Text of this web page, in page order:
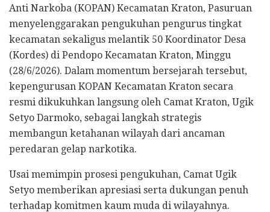
Anti Narkoba (KOPAN) Kecamatan Kraton, Pasuruan
menyelenggarakan pengukuhan pengurus tingkat
kecamatan sekaligus melantik 50 Koordinator Desa
(Kordes) di Pendopo Kecamatan Kraton, Minggu
(28/6/2026). Dalam momentum bersejarah tersebut,
kepengurusan KOPAN Kecamatan Kraton secara
resmi dikukuhkan langsung oleh Camat Kraton, Ugik
Setyo Darmoko, sebagai langkah strategis
membangun ketahanan wilayah dari ancaman
peredaran gelap narkotika.
Usai memimpin prosesi pengukuhan, Camat Ugik
Setyo memberikan apresiasi serta dukungan penuh
terhadap komitmen kaum muda di wilayahnya.